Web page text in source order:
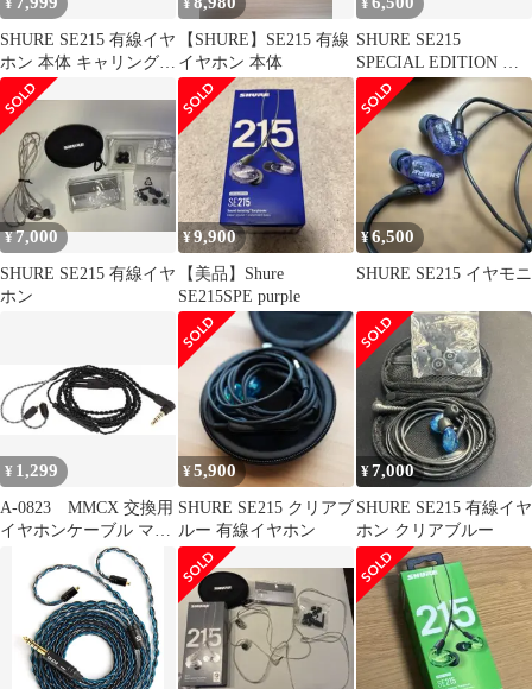
¥
SHURE SE215 有線イヤ
ホン 本体 キャリングケ
ース付
¥
【SHURE】SE215 有線
イヤホン 本体
¥
SHURE SE215
SPECIAL EDITION イ
ヤホン クリアブルー
¥7,000
SHURE SE215 有線イヤ
ホン
¥9,900
【美品】Shure
SE215SPE purple
¥6,500
SHURE SE215 イヤモニ
¥ 1,299
A-0823 MMCX 交換用
イヤホンケーブル マイ
ク付 Shure対応 黒
¥5,900
SHURE SE215 クリアブ
ルー 有線イヤホン
¥7,000
SHURE SE215 有線イヤ
ホン クリアブルー